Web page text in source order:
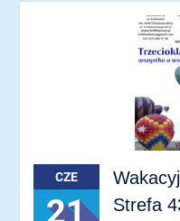
CZE
21
Strefa